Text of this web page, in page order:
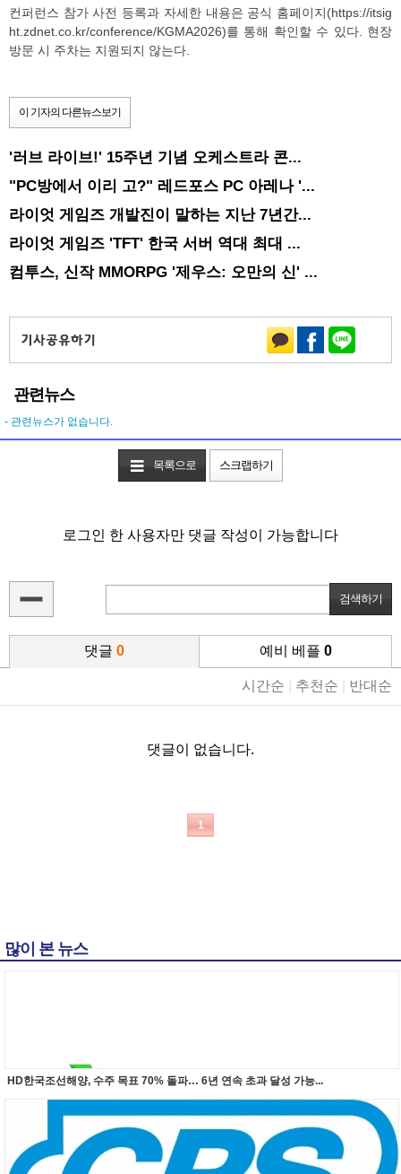
컨퍼런스 참가 사전 등록과 자세한 내용은 공식 홈페이지(https://itsig
ht.zdnet.co.kr/conference/KGMA2026)를 통해 확인할 수 있다. 현장
방문 시 주차는 지원되지 않는다.
이 기자의 다른뉴스보기
'러브 라이브!' 15주년 기념 오케스트라 콘...
"PC방에서 이리 고?" 레드포스 PC 아레나 '...
라이엇 게임즈 개발진이 말하는 지난 7년간...
라이엇 게임즈 'TFT' 한국 서버 역대 최대 ...
컴투스, 신작 MMORPG '제우스: 오만의 신' ...
관련뉴스
- 관련뉴스가 없습니다.
목록으로 스크랩하기
로그인 한 사용자만 댓글 작성이 가능합니다
댓글 0 예비 베플 0
시간순 추천순 반대순
댓글이 없습니다.
1
많이 본 뉴스
HD한국조선해양, 수주 목표 70% 돌파… 6년 연속 초과 달성 가능...